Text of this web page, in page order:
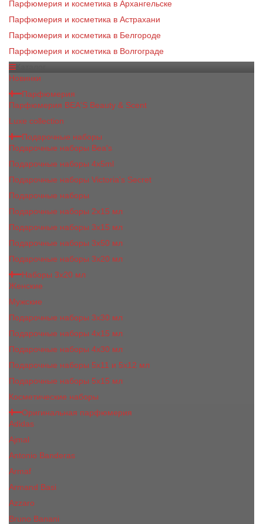
Парфюмерия и косметика в Архангельске
Парфюмерия и косметика в Астрахани
Парфюмерия и косметика в Белгороде
Парфюмерия и косметика в Волгограде
Новинки
Парфюмерия
Парфюмерия BEA'S Beauty & Scent
Luxe collection
Подарочные наборы
Подарочные наборы Bea's
Подарочные наборы 4х5ml
Подарочные наборы Victoria's Secret
Подарочные наборы
Подарочные наборы 2x15 мл
Подарочные наборы 3х15 мл
Подарочные наборы 3x50 мл
Подарочные наборы 3x20 мл
Наборы 3х20 мл
Женские
Мужские
Подарочные наборы 3х30 мл
Подарочные наборы 4x15 мл
Подарочные наборы 4x30 мл
Подарочные наборы 5x11 и 5х12 мл
Подарочные наборы 5x15 мл
Косметические наборы
Оригинальная парфюмерия
Adidas
Ajmal
Antonio Banderas
Armaf
Armand Basi
Azzaro
Bruno Banani